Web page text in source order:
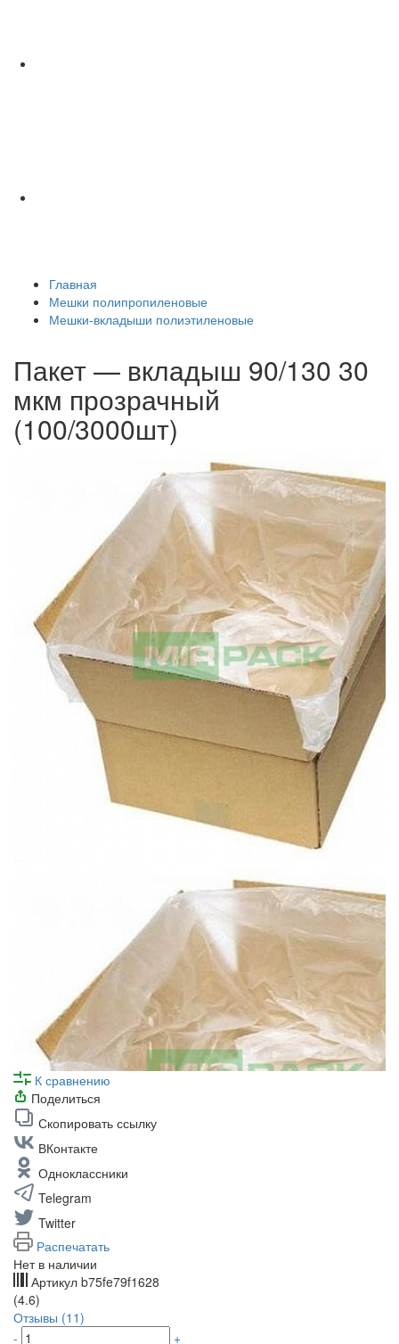
Главная
Мешки полипропиленовые
Мешки-вкладыши полиэтиленовые
Пакет — вкладыш 90/130 30
мкм прозрачный
(100/3000шт)
К сравнению
Поделиться
Скопировать ссылку
ВКонтакте
Одноклассники
Telegram
Twitter
Распечатать
Нет в наличии
Артикул b75fe79f1628
(4.6)
Отзывы (11)
-
+